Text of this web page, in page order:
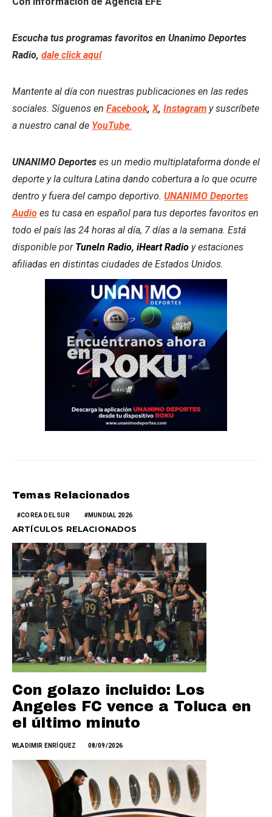
Escucha tus programas favoritos en Unanimo Deportes
Radio, dale click aquí
Mantente al día con nuestras publicaciones en las redes
sociales. Síguenos en Facebook,X, Instagram y suscríbete
a nuestro canal de YouTube.
UNANIMO Deportes es un medio multiplataforma donde el
deporte y la cultura Latina dando cobertura a lo que ocurre
dentro y fuera del campo deportivo. UNANIMO Deportes
Audio es tu casa en español para tus deportes favoritos en
todo el país las 24 horas al día, 7 días a la semana. Está
disponible por TuneIn Radio, iHeart Radio y estaciones
afiliadas en distintas ciudades de Estados Unidos.
Temas Relacionados
COREA DEL SUR MUNDIAL 2026
ARTÍCULOS RELACIONADOS
Con golazo incluido: Los
Angeles FC vence a Toluca en
el último minuto
WLADIMIR ENRÍQUEZ 08/09/2026